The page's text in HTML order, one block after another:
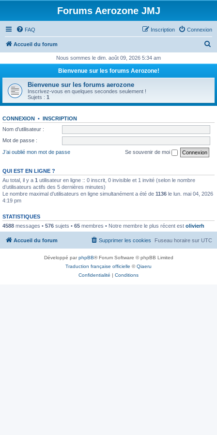
Forums Aerozone JMJ
FAQ Connexion
Inscription
Accueil du forum
h
r
Nous sommes le dim. août 09, 2026 5:34 am
Bienvenue sur les forums Aerozone!
Bienvenue sur les forums aerozone
Inscrivez-vous en quelques secondes seulement !
Sujets : 1
CONNEXION • INSCRIPTION
Nom d’utilisateur :
Mot de passe :
J’ai oublié mon mot de passe
Se souvenir de moi
QUI EST EN LIGNE ?
Au total, il y a 1 utilisateur en ligne :: 0 inscrit, 0 invisible et 1 invité (selon le nombre
d’utilisateurs actifs des 5 dernières minutes)
Le nombre maximal d’utilisateurs en ligne simultanément a été de 1136 le lun. mai 04, 2026
4:19 pm
STATISTIQUES
4588 messages • 576 sujets • 65 membres • Notre membre le plus récent est olivierh
Accueil du forum Fuseau horaire sur UTC
Supprimer les cookies
Développé parphpBB® Forum Software © phpBB Limited
Traduction française officielle ©Qiaeru
Confidentialité | Conditions